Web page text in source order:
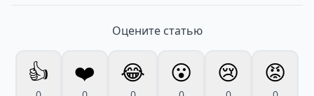
Оцените статью
👍 ❤️ 😂 😮 😢 😡